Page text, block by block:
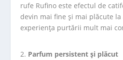
rufe Rufino este efectul de
devin mai fine și mai plăcute la
experiența purtării mult mai
Parfum persistent și plăcut